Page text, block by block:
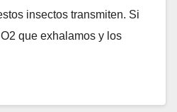
insectos transmiten. Si
que exhalamos y los